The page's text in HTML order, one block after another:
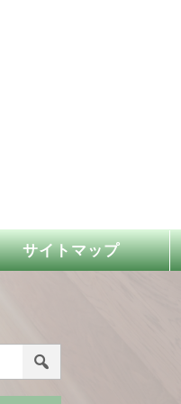
サイトマップ